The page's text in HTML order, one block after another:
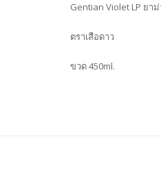
Gentian Violet LP ยาม่
ตราเสือดาว
ขวด 450ml.